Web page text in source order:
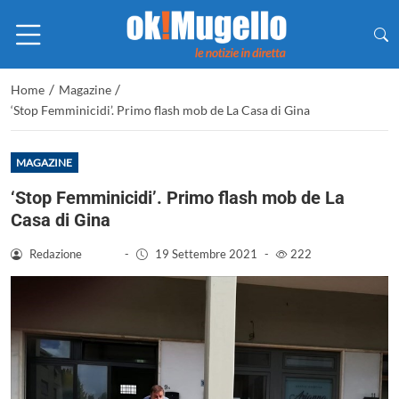
Home / Magazine /
‘Stop Femminicidi’. Primo flash mob de La Casa di Gina
MAGAZINE
‘Stop Femminicidi’. Primo flash mob de La
Casa di Gina
Redazione - 19 Settembre 2021 - 222